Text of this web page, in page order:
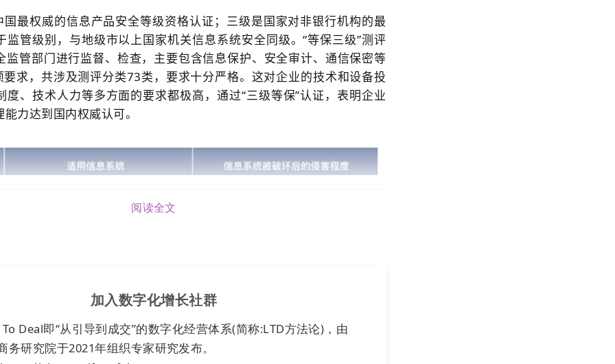
国最权威的信息产品安全等级资格认证；三级是国家对非银行机构的最
监管级别，与地级市以上国家机关信息系统安全同级。“等保三级”测评
监管部门进行监督、检查，主要包含信息保护、安全审计、通信保密等
求，共涉及测评分类73类，要求十分严格。这对企业的技术和设备投
度、技术人力等多方面的要求都极高，通过“三级等保”认证，表明企业
力达到国内权威认可。
阅读全文
加入数字化增长社群
Deal即“从引导到成交”的数字化经营体系(简称:LTD方法论)，由
务研究院于2021年组织专家研究发布。